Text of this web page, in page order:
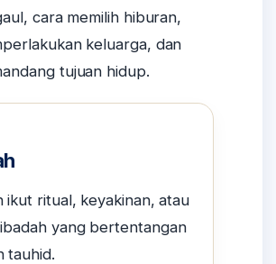
cara memilih hiburan,
keluarga, dan
tujuan hidup.
ikut ritual, keyakinan, atau
yang bertentangan
tauhid.